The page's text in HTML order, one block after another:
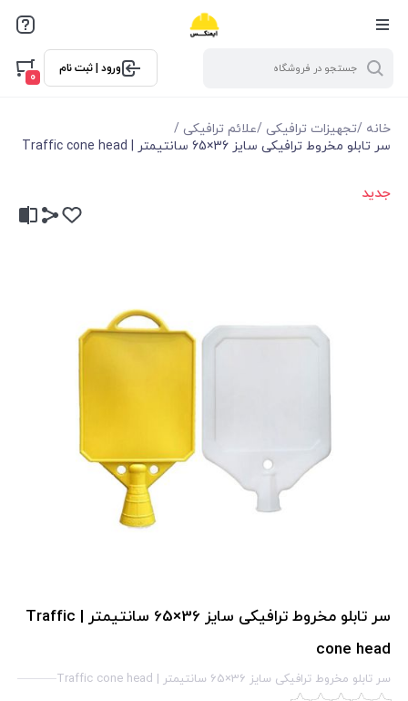
ورود | ثبت نام
0
خانه /تجهیزات ترافیکی /علائم ترافیکی /
سر تابلو مخروط ترافیکی سایز 36×65 سانتیمتر | Traffic cone head
جدید
سر تابلو مخروط ترافیکی سایز 36×65 سانتیمتر | Traffic
cone head
سر تابلو مخروط ترافیکی سایز 36×65 سانتیمتر | Traffic cone head